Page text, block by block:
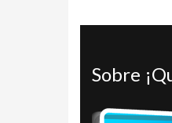
Sobre